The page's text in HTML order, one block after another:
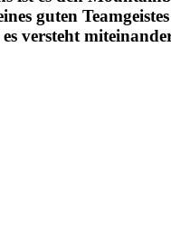
guten
versteht